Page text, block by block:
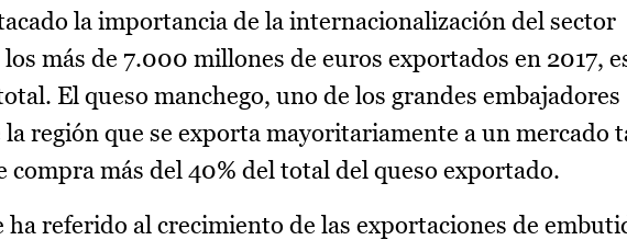
la importancia de la internacionalización del sector
más de 7.000 millones de euros exportados en 2017,
El queso manchego, uno de los grandes embajadores
región que se exporta mayoritariamente a un mercado
compra más del 40% del total del queso exportado.
ha referido al crecimiento de las exportaciones de